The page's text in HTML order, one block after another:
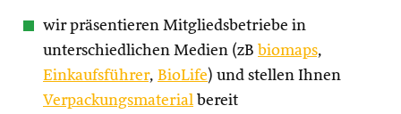
wir präsentieren Mitgliedsbetriebe in
unterschiedlichen Medien (zB biomaps,
Einkaufsführer, BioLife) und stellen Ihnen
Verpackungsmaterial bereit